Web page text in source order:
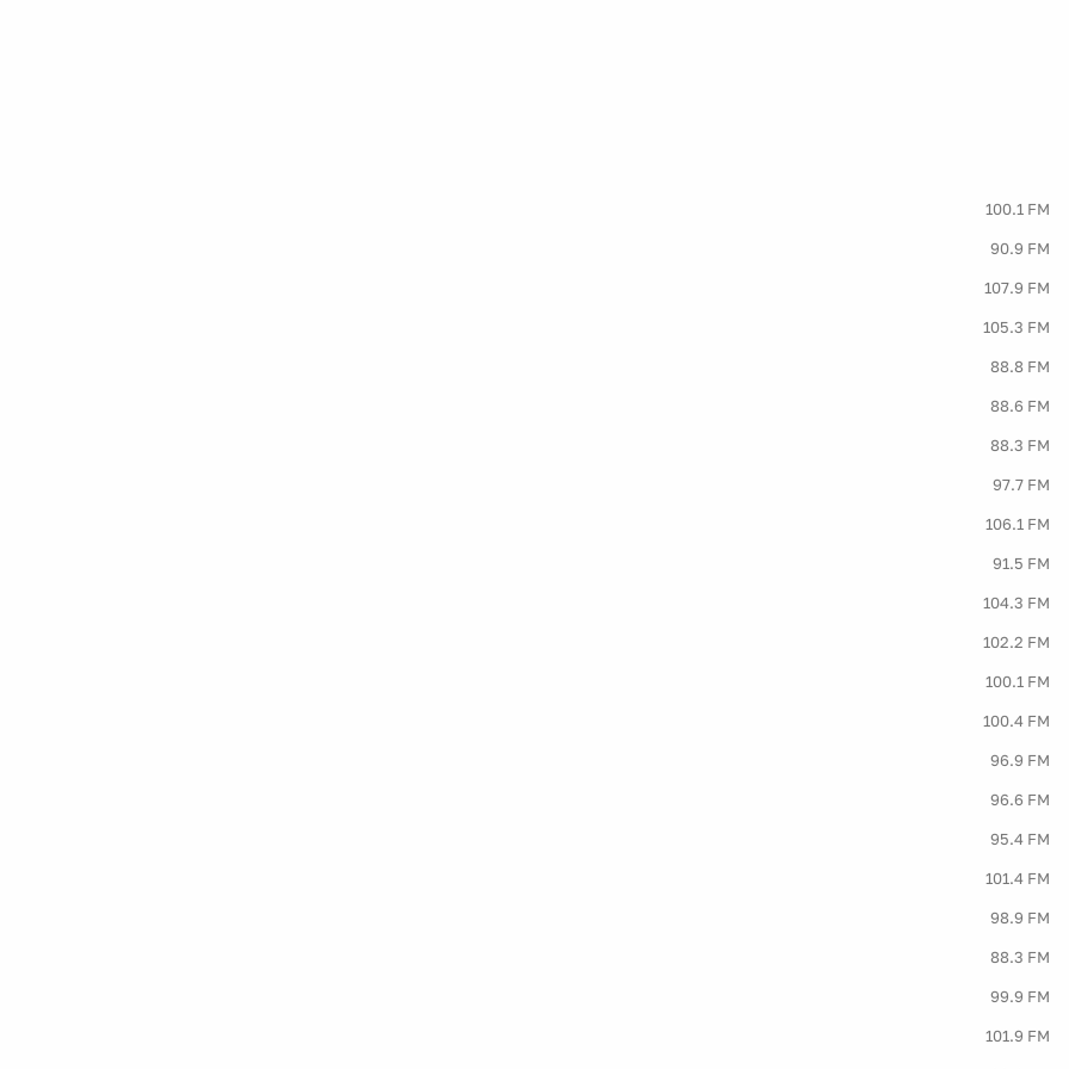
100.1 FM
90.9 FM
107.9 FM
105.3 FM
88.8 FM
88.6 FM
88.3 FM
97.7 FM
106.1 FM
91.5 FM
104.3 FM
102.2 FM
100.1 FM
100.4 FM
96.9 FM
96.6 FM
95.4 FM
101.4 FM
98.9 FM
88.3 FM
99.9 FM
101.9 FM